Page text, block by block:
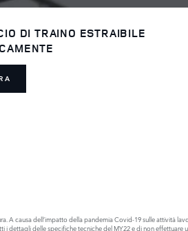
DI TRAINO ESTRAIBILE
A causa dell’impatto della pandemia Covid-19 sulle attività
delle specifiche tecniche del MY22 e di non